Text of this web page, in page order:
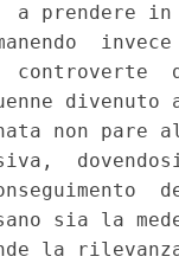
prendere in
divenuto
non pare
sia la
la